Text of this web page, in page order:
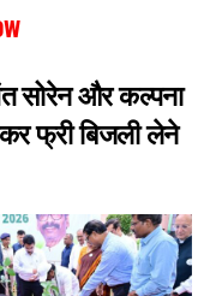
सोरेन और कल्पना
फ्री बिजली लेने